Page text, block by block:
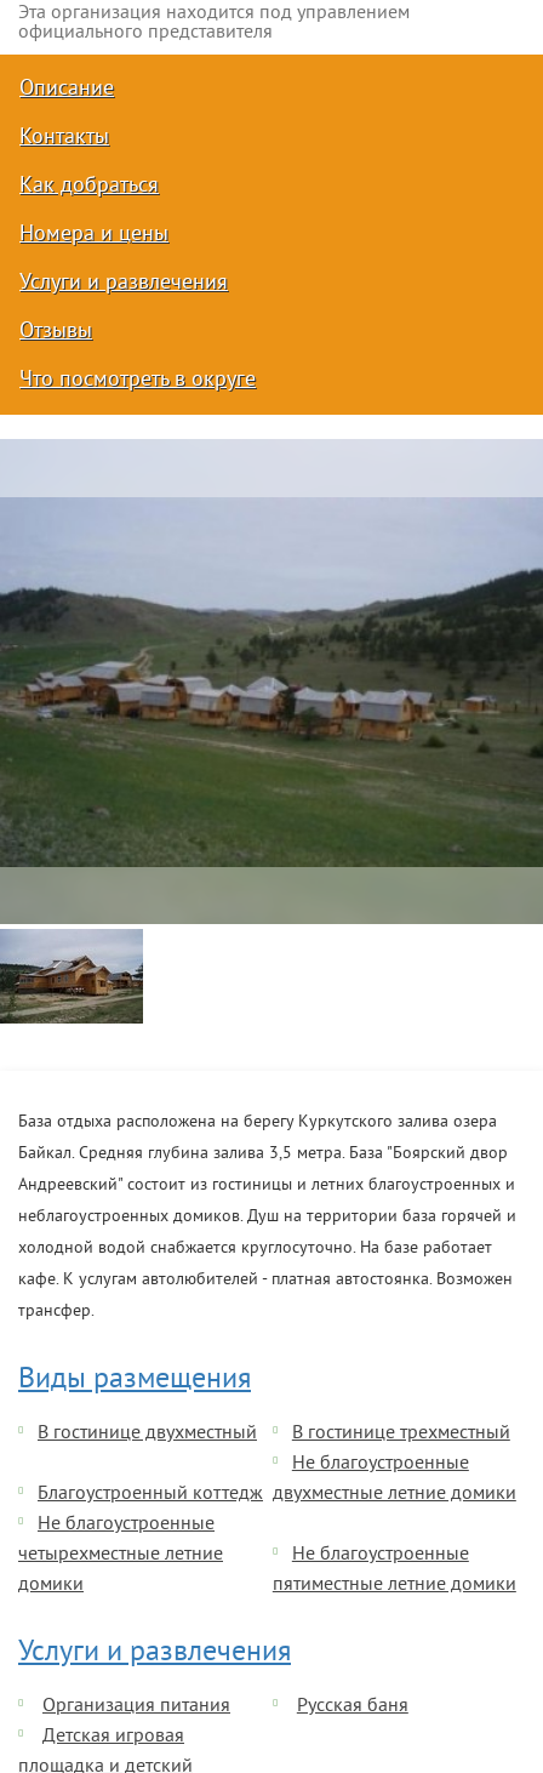
Эта организация находится под управлением
официального представителя
Описание
Контакты
Как добраться
Номера и цены
Услуги и развлечения
Отзывы
Что посмотреть в округе
База отдыха расположена на берегу Куркутского залива озера
Байкал. Средняя глубина залива 3,5 метра. База "Боярский двор
Андреевский" состоит из гостиницы и летних благоустроенных и
неблагоустроенных домиков. Душ на территории база горячей и
холодной водой снабжается круглосуточно. На базе работает
кафе. К услугам автолюбителей - платная автостоянка. Возможен
трансфер.
Виды размещения
В гостинице двухместный В гостинице трехместный
Благоустроенный коттедж
Не благоустроенные
двухместные летние домики
Не благоустроенные
четырехместные летние
домики
Не благоустроенные
пятиместные летние домики
Услуги и развлечения
Организация питания
Русская баня
Детская игровая
площадка и детский